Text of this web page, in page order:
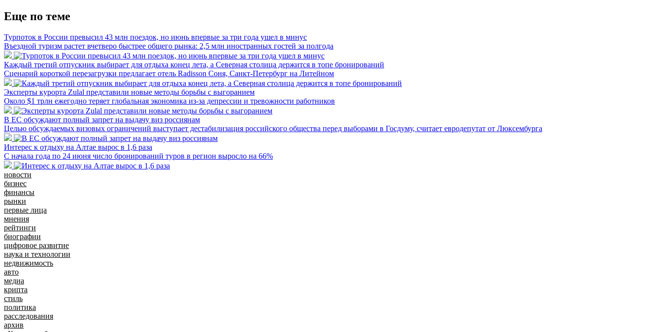
Еще по теме
Турпоток в России превысил 43 млн поездок, но июнь впервые за три года ушел в минус
Въездной туризм растет вчетверо быстрее общего рынка: 2,5 млн иностранных гостей за полгода
Каждый третий отпускник выбирает для отдыха конец лета, а Северная столица держится в топе бронирований
Сценарий короткой перезагрузки предлагает отель Radisson Соня, Санкт-Петербург на Литейном
Эксперты курорта Zulal представили новые методы борьбы с выгоранием
Около $1 трлн ежегодно теряет глобальная экономика из-за депрессии и тревожности работников
В ЕС обсуждают полный запрет на выдачу виз россиянам
Целью обсуждаемых визовых ограничений выступает дестабилизация российского общества перед выборами в Госдуму, считает евродепутат от Люксембурга
Интерес к отдыху на Алтае вырос в 1,6 раза
С начала года по 24 июня число бронирований туров в регион выросло на 66%
новости
бизнес
финансы
рынки
первые лица
мнения
рейтинги
биографии
цифровое развитие
наука и технологии
недвижимость
авто
медиа
крипта
стиль
политика
расследования
архив